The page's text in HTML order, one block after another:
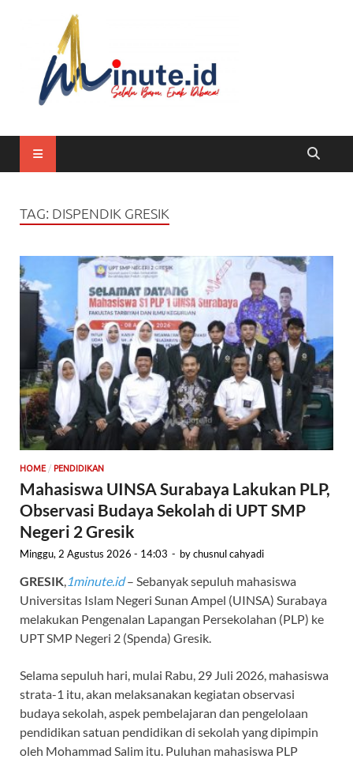
TAG: DISPENDIK GRESIK
HOME / PENDIDIKAN
Mahasiswa UINSA Surabaya Lakukan PLP,
Observasi Budaya Sekolah di UPT SMP
Negeri 2 Gresik
Minggu, 2 Agustus 2026 - 14:03 - bychusnul cahyadi
GRESIK 1minute.id– Sebanyak sepuluh mahasiswa
Universitas Islam Negeri Sunan Ampel (UINSA) Surabaya
melakukan Pengenalan Lapangan Persekolahan (PLP) ke
UPT SMP Negeri 2 (Spenda) Gresik.
Selama sepuluh hari, mulai Rabu, 29 Juli 2026, mahasiswa
strata-1 itu, akan melaksanakan kegiatan observasi
budaya sekolah, aspek pembelajaran dan pengelolaan
pendidikan satuan pendidikan di sekolah yang dipimpin
oleh Mohammad Salim itu. Puluhan mahasiswa PLP